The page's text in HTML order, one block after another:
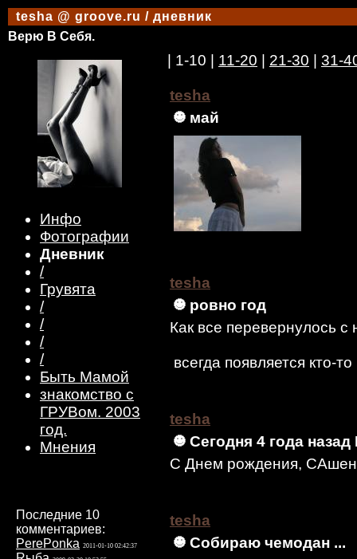
tesha @ groove.ru / дневник
Верю В Себя.
Инфо
Фотографии
Дневник
/
Грувята
/
/
/
/
Быть Мамой
знакомство с
ГРУВом. 2003
год.
Мнения
Последние 10
комментариев:
PerePonka 2011-01-10 02:42:37
| 1-10 | 11-20 21-30 31-
tesha
май
tesha
ровно год
Как все перевернулось с
всегда появляется кто-
tesha
Сегодня 4 года
С Днем рождения,
tesha
Собираю чемодан ...